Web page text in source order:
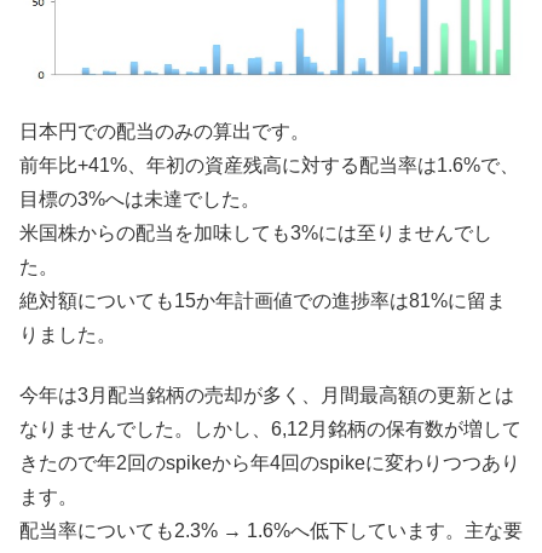
日本円での配当のみの算出です。
前年比+41%、年初の資産残高に対する配当率は1.6%で、
目標の3%へは未達でした。
米国株からの配当を加味しても3%には至りませんでし
た。
絶対額についても15か年計画値での進捗率は81%に留ま
りました。
今年は3月配当銘柄の売却が多く、月間最高額の更新とは
なりませんでした。しかし、6,12月銘柄の保有数が増して
きたので年2回のspikeから年4回のspikeに変わりつつあり
ます。
配当率についても2.3% → 1.6%へ低下しています。主な要